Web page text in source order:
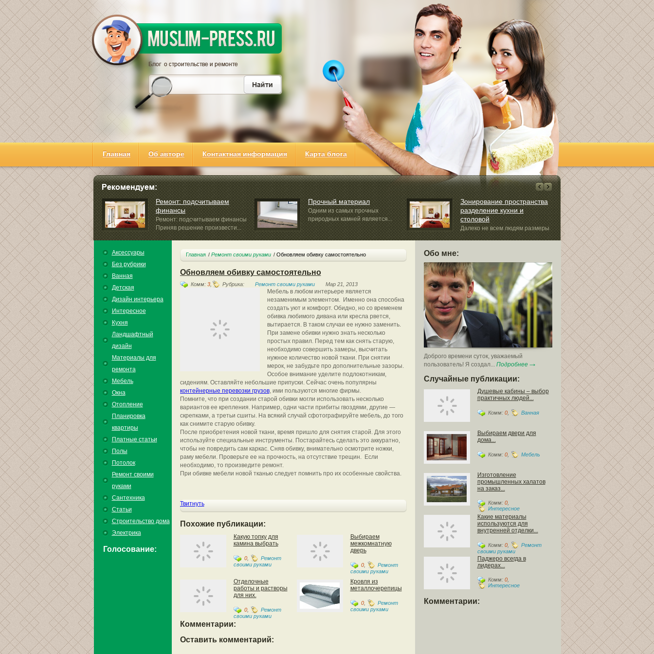
Главная Об авторе Контактная информация Карта блога
Ремонт: подсчитываем
финансы
Ремонт: подсчитываем финансы
Приняв решение произвести...
Прочный материал
Одним из самых прочных
природных камней является...
Зонирование пространства
разделение кухни и
столовой
Далеко не всем людям размеры
кухни позволяют сделать...
счета
В последнее
темпами
направленное...
Аксессуары
Без рубрики
Ванная
Детская
Дизайн интерьера
Интересное
Кухня
Ландшафтный
дизайн
Материалы для
ремонта
Мебель
Окна
Отопление
Планировка
квартиры
Платные статьи
Полы
Потолок
Ремонт своими
руками
Сантехника
Статьи
Строительство дома
Электрика
Голосование:
Обо мне:
Доброго времени суток, уважаемый
пользователь! Я создал... Подробнее
Случайные публикации:
Душевые кабины – выбор
практичных людей...
Комм: 0, Ванная
Выбираем двери для
дома...
Комм: 0, Мебель
Изготовление
промышленных халатов
на заказ...
Комм: 0,
Интересное
Какие материалы
используются для
внутренней отделки...
Комм: 0,
Ремонт
своими руками
Паджеро всегда в
лидерах...
Комм: 0,
Интересное
Комментарии:
Главная Ремонт своими руками Обновляем обивку самостоятельно
Обновляем обивку самостоятельно
Комм: 3, Рубрика: Ремонт своими руками Мар 21, 2013
Мебель в любом интерьере является
незаменимым элементом. Именно она способна
создать уют и комфорт. Обидно, но со временем
обивка любимого дивана или кресла рвется,
вытирается. В таком случаи ее нужно заменить.
При замене обивки нужно знать несколько
простых правил. Перед тем как снять старую,
необходимо совершить замеры, высчитать
нужное количество новой ткани. При снятии
мерок, не забудьте про дополнительные зазоры.
Особое внимание уделите подлокотникам,
сидениям. Оставляйте небольшие припуски. Сейчас очень популярны
контейнерные перевозки грузов, ими пользуются многие фирмы.
Помните, что при создании старой обивки могли использовать несколько
вариантов ее крепления. Например, одни части прибиты гвоздями, другие —
скрепками, а третьи сшиты. На всякий случай сфотографируйте мебель, до того
как снимите старую обивку.
После приобретения новой ткани, время пришло для снятия старой. Для этого
используйте специальные инструменты. Постарайтесь сделать это аккуратно,
чтобы не повредить сам каркас. Сняв обивку, внимательно осмотрите ножки,
раму мебели. Проверьте ее на прочность, на отсутствие трещин. Если
необходимо, то произведите ремонт.
При обивке мебели новой тканью следует помнить про их особенные свойства.
Твитнуть
Похожие публикации:
Какую топку для
камина выбрать
0,
Ремонт
своими руками
Выбираем
межкомнатную
дверь
0,
Ремонт
своими руками
Отделочные
работы и растворы
для них.
0,
Ремонт
своими руками
Кровля из
металлочерепицы
0,
Ремонт
своими руками
Комментарии:
Оставить комментарий: